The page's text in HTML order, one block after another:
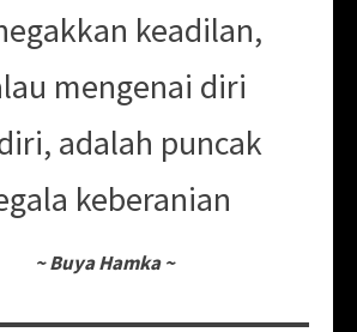
keadilan,
mengenai diri
adalah puncak
keberanian
~Buya Hamka ~